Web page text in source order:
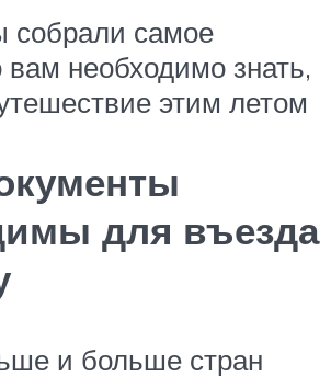
собрали самое
вам необходимо знать,
этим летом
для въезда
и больше стран